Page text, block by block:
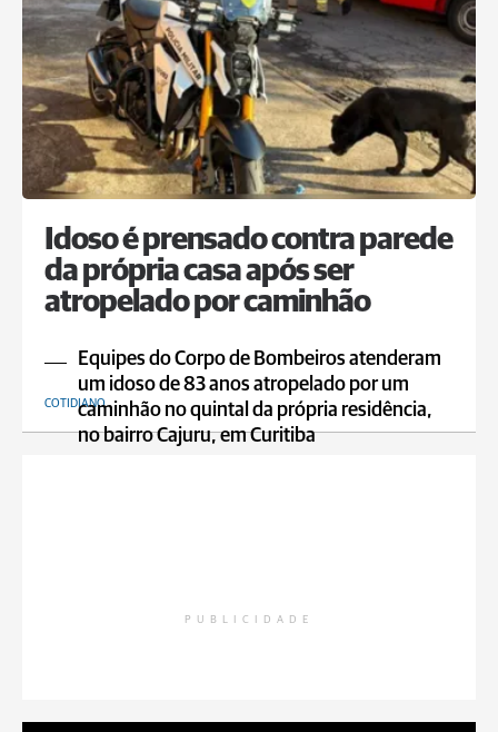
Idoso é prensado contra parede
da própria casa após ser
atropelado por caminhão
Equipes do Corpo de Bombeiros atenderam
um idoso de 83 anos atropelado por um
caminhão no quintal da própria residência,
no bairro Cajuru, em Curitiba
COTIDIANO
PUBLICIDADE